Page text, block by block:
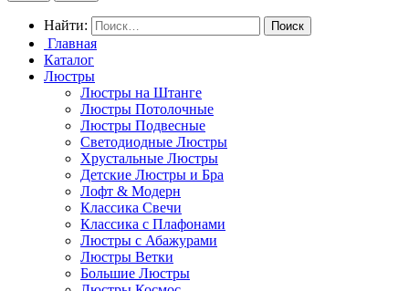
Найти:
Главная
Каталог
Люстры
Люстры на Штанге
Люстры Потолочные
Люстры Подвесные
Светодиодные Люстры
Хрустальные Люстры
Детские Люстры и Бра
Лофт & Модерн
Классика Свечи
Классика с Плафонами
Люстры с Абажурами
Люстры Ветки
Большие Люстры